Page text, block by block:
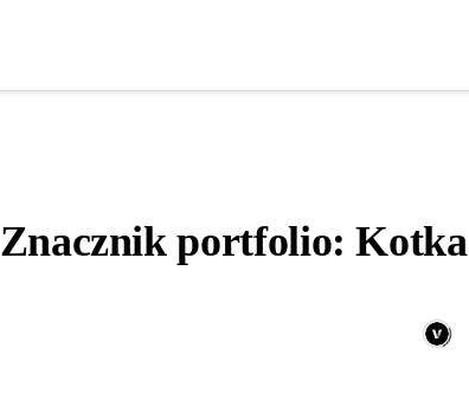
Znacznik portfolio: Kotka